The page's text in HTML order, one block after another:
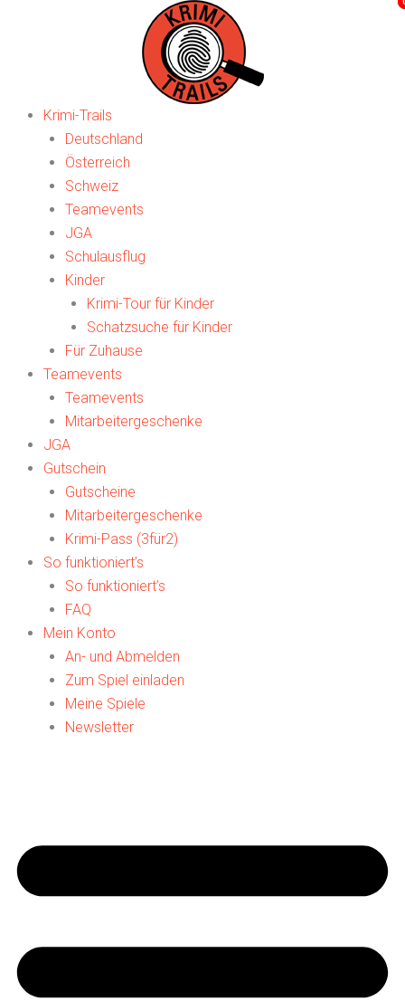
Krimi-Trails
Deutschland
Österreich
Schweiz
Teamevents
JGA
Schulausflug
Kinder
Krimi-Tour für Kinder
Schatzsuche für Kinder
Für Zuhause
Teamevents
Teamevents
Mitarbeitergeschenke
JGA
Gutschein
Gutscheine
Mitarbeitergeschenke
Krimi-Pass (3für2)
So funktioniert’s
So funktioniert’s
FAQ
Mein Konto
An- und Abmelden
Zum Spiel einladen
Meine Spiele
Newsletter